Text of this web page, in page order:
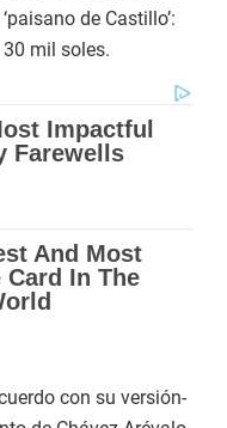
de Castillo’:
mil soles.
con su versión-